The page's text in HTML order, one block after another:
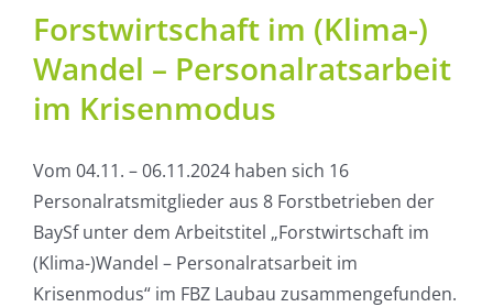
Forstwirtschaft im (Klima-)
Wandel – Personalratsarbeit
im Krisenmodus
Vom 04.11. – 06.11.2024 haben sich 16
Personalratsmitglieder aus 8 Forstbetrieben der
BaySf unter dem Arbeitstitel „Forstwirtschaft im
(Klima-)Wandel – Personalratsarbeit im
Krisenmodus“ im FBZ Laubau zusammengefunden.